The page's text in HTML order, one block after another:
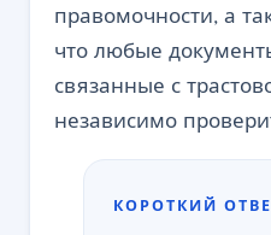
правомочности, а
что любые
связанные с
независимо
КОРОТКИЙ